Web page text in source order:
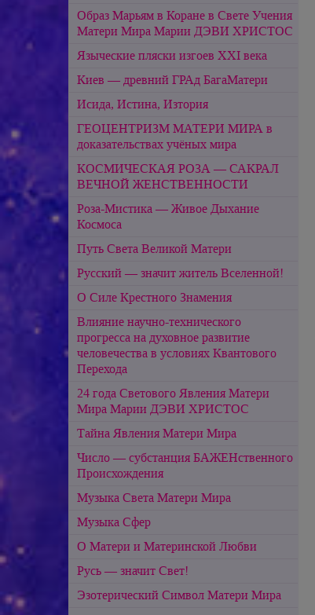
Образ Марьям в Коране в Свете Учения
Матери Мира Марии ДЭВИ ХРИСТОС
Языческие пляски изгоев ХХI века
Киев — древний ГРАд БагаМатери
Исида, Истина, Изтория
ГЕОЦЕНТРИЗМ МАТЕРИ МИРА в
доказательствах учёных мира
КОСМИЧЕСКАЯ РОЗА — САКРАЛ
ВЕЧНОЙ ЖЕНСТВЕННОСТИ
Роза-Мистика — Живое Дыхание
Космоса
Путь Света Великой Матери
Русский — значит житель Вселенной!
О Силе Крестного Знамения
Влияние научно-технического
прогресса на духовное развитие
человечества в условиях Квантового
Перехода
24 года Светового Явления Матери
Мира Марии ДЭВИ ХРИСТОС
Тайна Явления Матери Мира
Число — субстанция БАЖЕНственного
Происхождения
Музыка Света Матери Мира
Музыка Сфер
О Матери и Материнской Любви
Русь — значит Свет!
Эзотерический Cимвол Матери Мира